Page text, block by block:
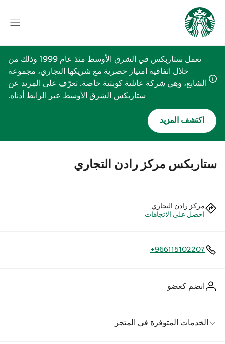
تعمل ستاربكس في الشرق الأوسط منذ عام 1999 وذلك من
خلال اتفاقية امتياز حصرية مع شريكها التجاري، مجموعة
الشايع، وهي شركة عائلية كويتية خاصة. تعرّف على المزيد عن
ستاربكس الشرق الأوسط عبر الرابط أدناه.
اكتشف المزيد
ستاربكس مركز رادن التجاري
مركز رادن التجاري
احصل على الاتجاهات
+966115102207
انضم كعضو
الخدمات المتوفرة في المتجر